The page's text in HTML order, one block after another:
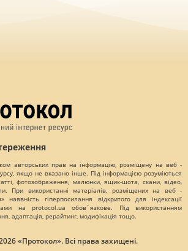
авторських прав на інформацію, розміщену на веб -
якщо не вказано інше. Під інформацією розуміються
фотозображення, малюнки, ящик-шота, скани, відео,
При використанні матеріалів, розміщених на веб -
наявність гіперпосилання відкритого для індексації
на protocol.ua обов`язкове. Під використанням
адаптація, рерайтинг, модифікація тощо.
«Протокол». Всі права захищені.